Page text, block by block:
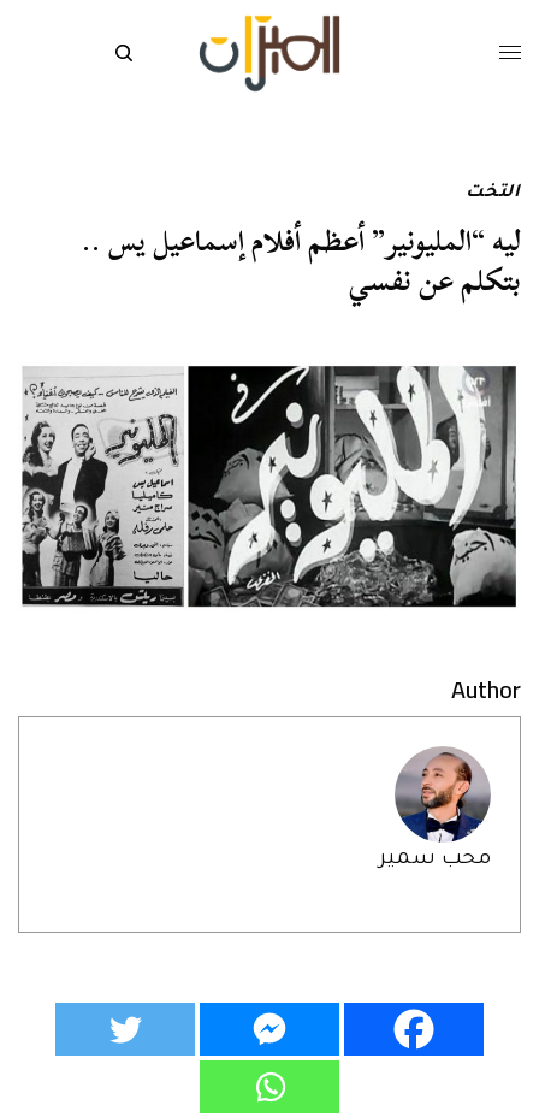
التخت
ليه “المليونير” أعظم أفلام إسماعيل يس ..
بتكلم عن نفسي
Author
محب سمير